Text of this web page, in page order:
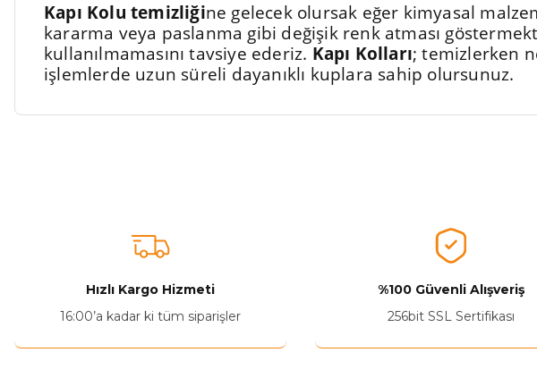
Kapı Kolu temizliğine gelecek olursak eğer kimyasal
kararma veya paslanma gibi değişik renk atması
kullanılmamasını tavsiye ederiz. Kapı Kolları; temizlerken
işlemlerde uzun süreli dayanıklı kuplara sahip olursunuz.
Ürün açıklamasında eksik bilgiler bulunuyor.
Hızlı Kargo Hizmeti
16:00’a kadar ki tüm siparişler
%100 Güvenli Alışveriş
256bit SSL Sertifikası